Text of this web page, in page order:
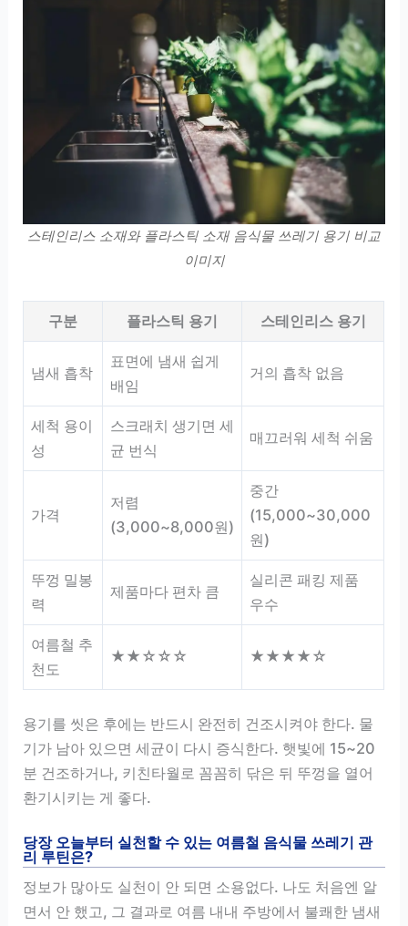
스테인리스 소재와 플라스틱 소재 음식물 쓰레기 용기 비교
이미지
구분 플라스틱 용기 스테인리스 용기
냄새 흡착
표면에 냄새 쉽게
배임
거의 흡착 없음
세척 용이
성
스크래치 생기면 세
균 번식
매끄러워 세척 쉬움
가격
저렴
(3,000~8,000원)
중간
(15,000~30,000
원)
뚜껑 밀봉
력
제품마다 편차 큼
실리콘 패킹 제품
우수
여름철 추
천도
★★☆☆☆ ★★★★☆
용기를 씻은 후에는 반드시 완전히 건조시켜야 한다. 물
기가 남아 있으면 세균이 다시 증식한다. 햇빛에 15~20
분 건조하거나, 키친타월로 꼼꼼히 닦은 뒤 뚜껑을 열어
환기시키는 게 좋다.
당장 오늘부터 실천할 수 있는 여름철 음식물 쓰레기 관
리 루틴은?
정보가 많아도 실천이 안 되면 소용없다. 나도 처음엔 알
면서 안 했고, 그 결과로 여름 내내 주방에서 불쾌한 냄새